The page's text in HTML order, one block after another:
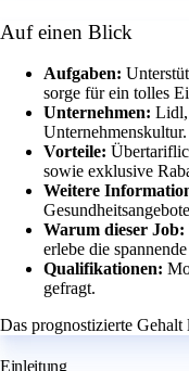
Auf einen Blick
Aufgaben:
sorge für ein tolles
Unternehmen: Lidl,
Unternehmenskultur.
Vorteile:
sowie exklusive
Weitere
Warum dieser Job:
erlebe die
Qualifikationen:
gefragt.
Das prognostizierte
Einleitung